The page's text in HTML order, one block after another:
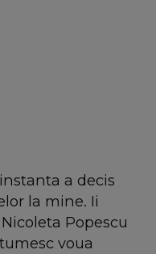
a decis
la mine. Ii
Popescu
voua